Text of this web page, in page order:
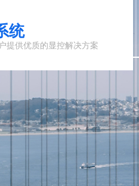
统
提供优质的显控解决方案